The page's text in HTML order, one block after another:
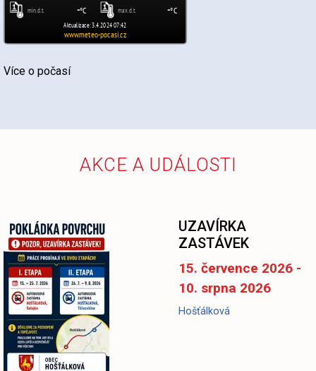
Více o počasí
AKCE A UDÁLOSTI
UZAVÍRKA
ZASTÁVEK
15. července 2026 -
10. srpna 2026
Hošťálková